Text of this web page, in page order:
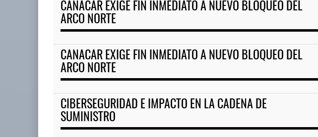
CANACAR EXIGE FIN INMEDIATO A NUEVO BLOQUEO DEL
ARCO NORTE
CANACAR EXIGE FIN INMEDIATO A NUEVO BLOQUEO DEL
ARCO NORTE
CIBERSEGURIDAD E IMPACTO EN LA CADENA DE
SUMINISTRO